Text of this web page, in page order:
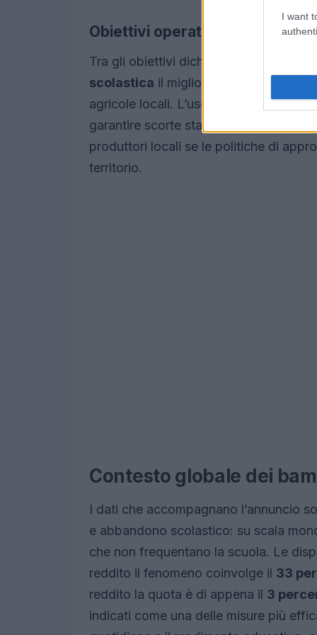
I want
Obiettivi operativi e impatti
Tra gli obiettivi dichiarati vi sono
scolastica il miglioramento dello
agricole locali. L’uso di
commodity
garantire scorte stabili e a ridurre la
produttori locali se le politiche di
territorio.
Contesto globale dei
I dati che accompagnano l’annuncio
e abbandono scolastico: su scala
che non frequentano la scuola. Le
reddito il fenomeno coinvolge il 33
reddito la quota è di appena il 3
indicati come una delle misure più